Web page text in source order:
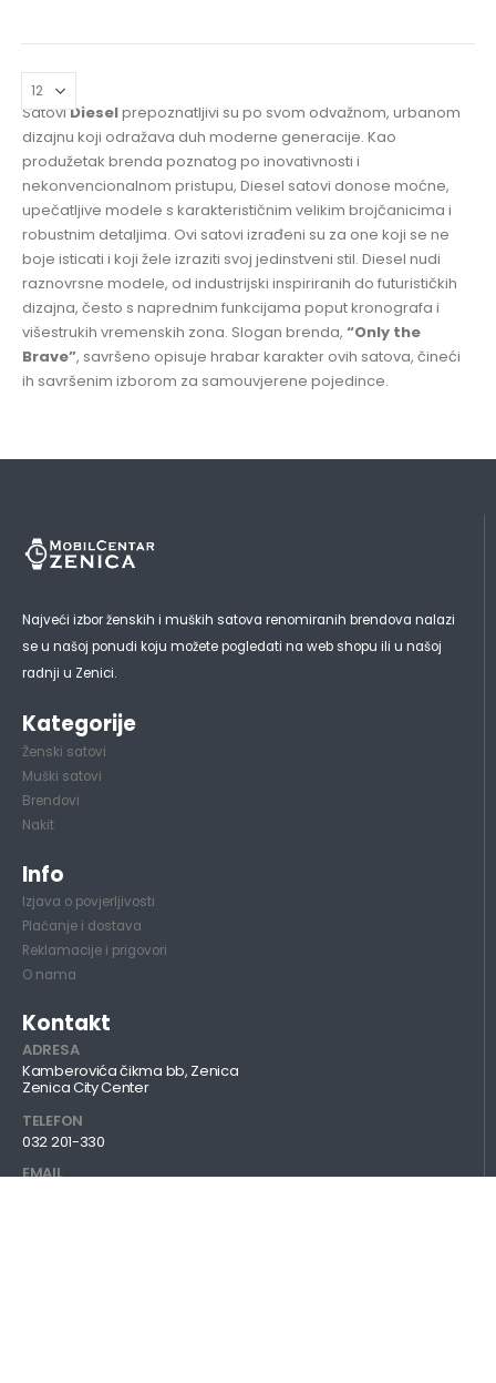
SatoviDieselprepoznatljivi su po svom odvažnom, urbanom
dizajnu koji odražava duh moderne generacije. Kao
produžetak brenda poznatog po inovativnosti i
nekonvencionalnom pristupu, Diesel satovi donose moćne,
upečatljive modele s karakterističnim velikim brojčanicima i
robustnim detaljima. Ovi satovi izrađeni su za one koji se ne
boje isticati i koji žele izraziti svoj jedinstveni stil. Diesel nudi
raznovrsne modele, od industrijski inspiriranih do futurističkih
dizajna, često s naprednim funkcijama poput kronografa i
višestrukih vremenskih zona. Slogan brenda, “Only the
Brave”, savršeno opisuje hrabar karakter ovih satova, čineći
ih savršenim izborom za samouvjerene pojedince.
Najveći izbor ženskih i muških satova renomiranih brendova nalazi
se u našoj ponudi koju možete pogledati na web shopu ili u našoj
radnji u Zenici.
Kategorije
Ženski satovi
Muški satovi
Brendovi
Nakit
Info
Izjava o povjerljivosti
Plaćanje i dostava
Reklamacije i prigovori
O nama
Kontakt
ADRESA
Kamberovića čikma bb, Zenica
Zenica City Center
TELEFON
032 201-330
EMAIL